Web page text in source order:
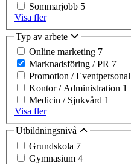
Sommarjobb 5
Visa fler
Typ av arbete
Online marketing 7
Marknadsföring / PR 7
Promotion / Eventpersonal
Kontor / Administration 1
Medicin / Sjukvård 1
Visa fler
Utbildningsnivå
Grundskola 7
Gymnasium 4